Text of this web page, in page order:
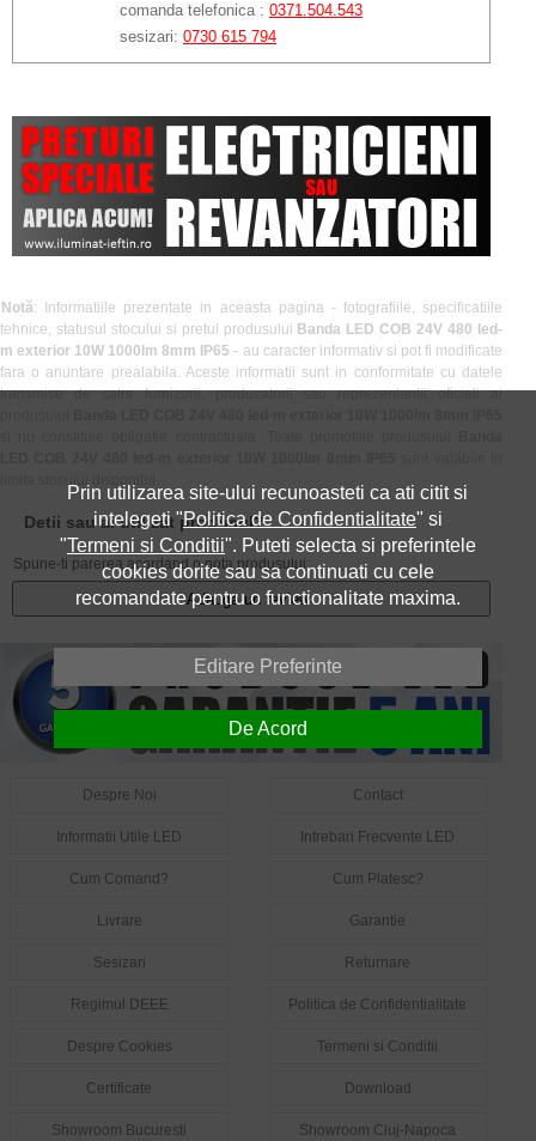
comanda telefonica : 0371.504.543
sesizari: 0730 615 794
Notă: Informatiile prezentate in aceasta pagina - fotografiile, specificatiile
tehnice, statusul stocului si pretul produsului Banda LED COB 24V 480 led-
m exterior 10W 1000lm 8mm IP65 - au caracter informativ si pot fi modificate
fara o anuntare prealabila. Aceste informatii sunt in conformitate cu datele
transmise de catre furnizorii, producatorii sau reprezentantii oficiali ai
Detii sau ai utilizat produsul?
Spune-ti parerea acordand o nota produsului:
Adauga un review
Despre Noi Contact
Informatii Utile LED Intrebari Frecvente LED
Cum Comand? Cum Platesc?
Livrare Garantie
Sesizari Returnare
Regimul DEEE Politica de Confidentialitate
Despre Cookies Termeni si Conditii
Certificate Download
Showroom Bucuresti Showroom Cluj-Napoca
Prin utilizarea site-ului recunoasteti ca ati citit si
intelegeti "Politica de Confidentialitate" si
"Termeni si Conditii". Puteti selecta si preferintele
cookies dorite sau sa continuati cu cele
recomandate pentru o functionalitate maxima.
Editare Preferinte
De Acord